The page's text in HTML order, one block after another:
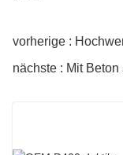
vorherige :
nächste : Mit